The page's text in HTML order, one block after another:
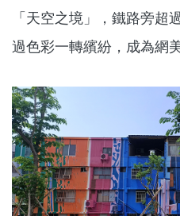
「天空之境」，鐵路旁超
過色彩一轉繽紛，成為網